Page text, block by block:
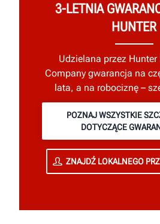
3-LETNIA
HUNTER
Udzielana przez Hunter
Company gwarancja na
lata, a na robociznę –
POZNAJ WSZYSTKIE
DOTYCZĄCE
ZNAJDŹ LOKALNEGO